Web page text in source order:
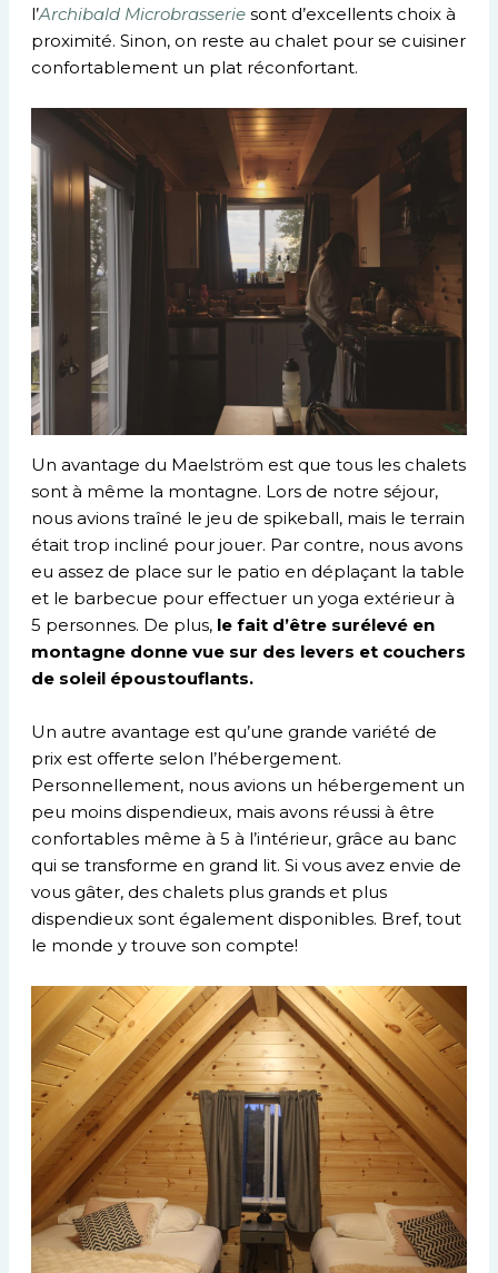
l’Archibald Microbrasserie sont d’excellents choix à
proximité. Sinon, on reste au chalet pour se cuisiner
confortablement un plat réconfortant.
Un avantage du Maelström est que tous les chalets
sont à même la montagne. Lors de notre séjour,
nous avions traîné le jeu de spikeball, mais le terrain
était trop incliné pour jouer. Par contre, nous avons
eu assez de place sur le patio en déplaçant la table
et le barbecue pour effectuer un yoga extérieur à
5 personnes. De plus, le fait d’être surélevé en
montagne donne vue sur des levers et couchers
de soleil époustouflants.
Un autre avantage est qu’une grande variété de
prix est offerte selon l’hébergement.
Personnellement, nous avions un hébergement un
peu moins dispendieux, mais avons réussi à être
confortables même à 5 à l’intérieur, grâce au banc
qui se transforme en grand lit. Si vous avez envie de
vous gâter, des chalets plus grands et plus
dispendieux sont également disponibles. Bref, tout
le monde y trouve son compte!